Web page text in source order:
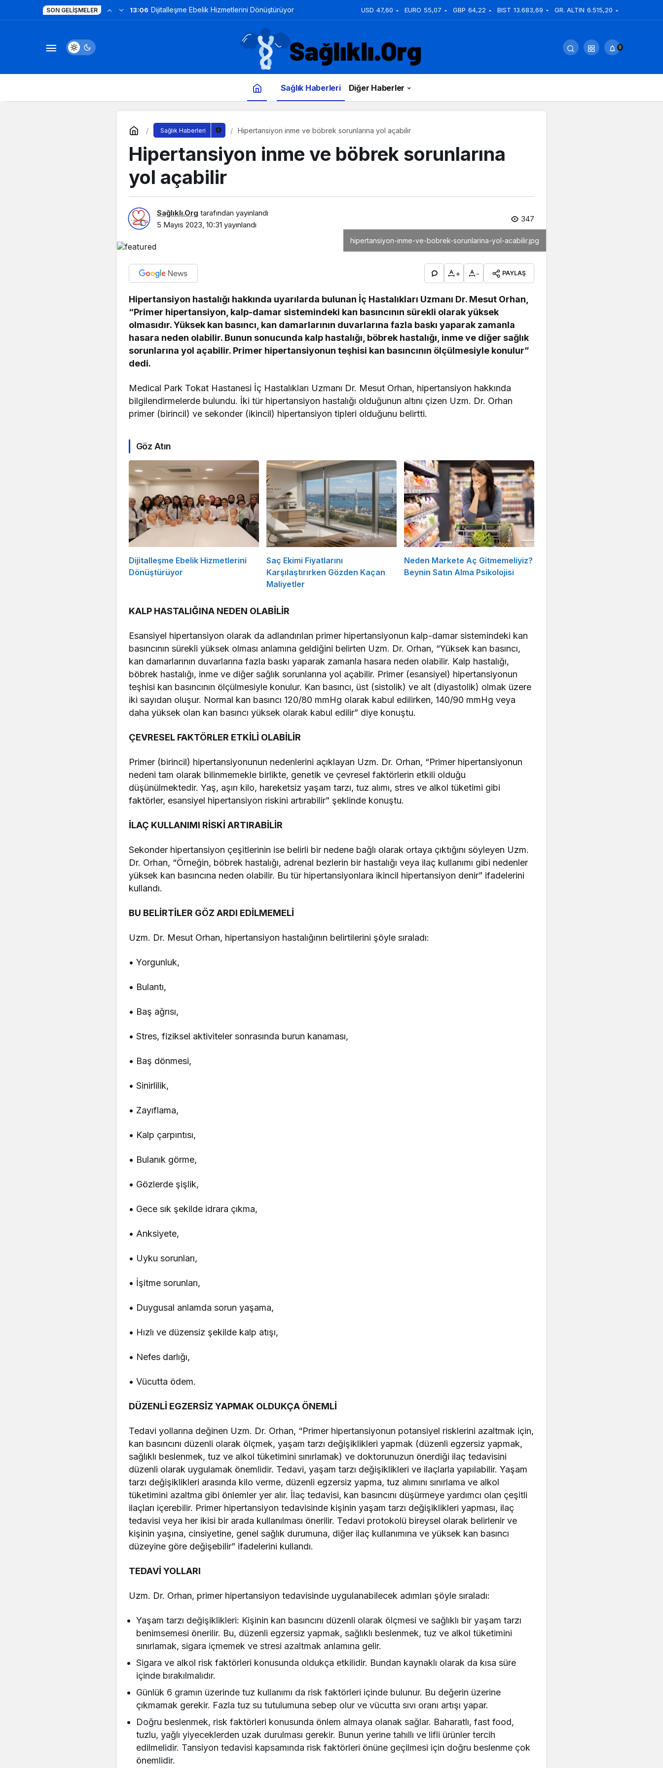
SON GELIŞMELER 13:06 Dijitalleşme Ebelik Hizmetlerini Dönüştürüyor USD 47,60 EURO 55,07 GBP 64,22 BIST 13.683,69 GR. ALTIN 6.515,20
0
Sağlık Haberleri Diğer Haberler
Sağlık Haberleri Hipertansiyon inme ve böbrek sorunlarına yol açabilir
Hipertansiyon inme ve böbrek sorunlarına
yol açabilir
Sağlıklı.Org tarafından yayınlandı
5 Mayıs 2023, 10:31 yayınlandı
347
hipertansiyon-inme-ve-bobrek-sorunlarina-yol-acabilir.jpg
+ - PAYLAŞ
Hipertansiyon hastalığı hakkında uyarılarda bulunan İç Hastalıkları Uzmanı Dr. Mesut Orhan,
“Primer hipertansiyon, kalp-damar sistemindeki kan basıncının sürekli olarak yüksek
olmasıdır. Yüksek kan basıncı, kan damarlarının duvarlarına fazla baskı yaparak zamanla
hasara neden olabilir. Bunun sonucunda kalp hastalığı, böbrek hastalığı, inme ve diğer sağlık
sorunlarına yol açabilir. Primer hipertansiyonun teşhisi kan basıncının ölçülmesiyle konulur”
dedi.
Medical Park Tokat Hastanesi İç Hastalıkları Uzmanı Dr. Mesut Orhan, hipertansiyon hakkında
bilgilendirmelerde bulundu. İki tür hipertansiyon hastalığı olduğunun altını çizen Uzm. Dr. Orhan
primer (birincil) ve sekonder (ikincil) hipertansiyon tipleri olduğunu belirtti.
Göz Atın
Dijitalleşme Ebelik Hizmetlerini
Dönüştürüyor
Saç Ekimi Fiyatlarını
Karşılaştırırken Gözden Kaçan
Maliyetler
Neden Markete Aç Gitmemeliyiz?
Beynin Satın Alma Psikolojisi
KALP HASTALIĞINA NEDEN OLABİLİR
Esansiyel hipertansiyon olarak da adlandırılan primer hipertansiyonun kalp-damar sistemindeki kan
basıncının sürekli yüksek olması anlamına geldiğini belirten Uzm. Dr. Orhan, “Yüksek kan basıncı,
kan damarlarının duvarlarına fazla baskı yaparak zamanla hasara neden olabilir. Kalp hastalığı,
böbrek hastalığı, inme ve diğer sağlık sorunlarına yol açabilir. Primer (esansiyel) hipertansiyonun
teşhisi kan basıncının ölçülmesiyle konulur. Kan basıncı, üst (sistolik) ve alt (diyastolik) olmak üzere
iki sayıdan oluşur. Normal kan basıncı 120/80 mmHg olarak kabul edilirken, 140/90 mmHg veya
daha yüksek olan kan basıncı yüksek olarak kabul edilir” diye konuştu.
ÇEVRESEL FAKTÖRLER ETKİLİ OLABİLİR
Primer (birincil) hipertansiyonunun nedenlerini açıklayan Uzm. Dr. Orhan, “Primer hipertansiyonun
nedeni tam olarak bilinmemekle birlikte, genetik ve çevresel faktörlerin etkili olduğu
düşünülmektedir. Yaş, aşırı kilo, hareketsiz yaşam tarzı, tuz alımı, stres ve alkol tüketimi gibi
faktörler, esansiyel hipertansiyon riskini artırabilir” şeklinde konuştu.
İLAÇ KULLANIMI RİSKİ ARTIRABİLİR
Sekonder hipertansiyon çeşitlerinin ise belirli bir nedene bağlı olarak ortaya çıktığını söyleyen Uzm.
Dr. Orhan, “Örneğin, böbrek hastalığı, adrenal bezlerin bir hastalığı veya ilaç kullanımı gibi nedenler
yüksek kan basıncına neden olabilir. Bu tür hipertansiyonlara ikincil hipertansiyon denir” ifadelerini
kullandı.
BU BELİRTİLER GÖZ ARDI EDİLMEMELİ
Uzm. Dr. Mesut Orhan, hipertansiyon hastalığının belirtilerini şöyle sıraladı:
• Yorgunluk,
• Bulantı,
• Baş ağrısı,
• Stres, fiziksel aktiviteler sonrasında burun kanaması,
• Baş dönmesi,
• Sinirlilik,
• Zayıflama,
• Kalp çarpıntısı,
• Bulanık görme,
• Gözlerde şişlik,
• Gece sık şekilde idrara çıkma,
• Anksiyete,
• Uyku sorunları,
• İşitme sorunları,
• Duygusal anlamda sorun yaşama,
• Hızlı ve düzensiz şekilde kalp atışı,
• Nefes darlığı,
• Vücutta ödem.
DÜZENLİ EGZERSİZ YAPMAK OLDUKÇA ÖNEMLİ
Tedavi yollarına değinen Uzm. Dr. Orhan, “Primer hipertansiyonun potansiyel risklerini azaltmak için,
kan basıncını düzenli olarak ölçmek, yaşam tarzı değişiklikleri yapmak (düzenli egzersiz yapmak,
sağlıklı beslenmek, tuz ve alkol tüketimini sınırlamak) ve doktorunuzun önerdiği ilaç tedavisini
düzenli olarak uygulamak önemlidir. Tedavi, yaşam tarzı değişiklikleri ve ilaçlarla yapılabilir. Yaşam
tarzı değişiklikleri arasında kilo verme, düzenli egzersiz yapma, tuz alımını sınırlama ve alkol
tüketimini azaltma gibi önlemler yer alır. İlaç tedavisi, kan basıncını düşürmeye yardımcı olan çeşitli
ilaçları içerebilir. Primer hipertansiyon tedavisinde kişinin yaşam tarzı değişiklikleri yapması, ilaç
tedavisi veya her ikisi bir arada kullanılması önerilir. Tedavi protokolü bireysel olarak belirlenir ve
kişinin yaşına, cinsiyetine, genel sağlık durumuna, diğer ilaç kullanımına ve yüksek kan basıncı
düzeyine göre değişebilir” ifadelerini kullandı.
TEDAVİ YOLLARI
Uzm. Dr. Orhan, primer hipertansiyon tedavisinde uygulanabilecek adımları şöyle sıraladı:
Yaşam tarzı değişiklikleri: Kişinin kan basıncını düzenli olarak ölçmesi ve sağlıklı bir yaşam tarzı
benimsemesi önerilir. Bu, düzenli egzersiz yapmak, sağlıklı beslenmek, tuz ve alkol tüketimini
sınırlamak, sigara içmemek ve stresi azaltmak anlamına gelir.
Sigara ve alkol risk faktörleri konusunda oldukça etkilidir. Bundan kaynaklı olarak da kısa süre
içinde bırakılmalıdır.
Günlük 6 gramın üzerinde tuz kullanımı da risk faktörleri içinde bulunur. Bu değerin üzerine
çıkmamak gerekir. Fazla tuz su tutulumuna sebep olur ve vücutta sıvı oranı artışı yapar.
Doğru beslenmek, risk faktörleri konusunda önlem almaya olanak sağlar. Baharatlı, fast food,
tuzlu, yağlı yiyeceklerden uzak durulması gerekir. Bunun yerine tahıllı ve lifli ürünler tercih
edilmelidir. Tansiyon tedavisi kapsamında risk faktörleri önüne geçilmesi için doğru beslenme çok
önemlidir.